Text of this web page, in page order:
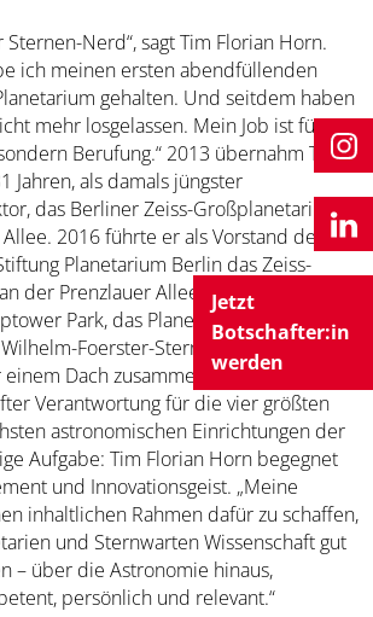
Jetzt
Botschafter:in
werden
Nerd“, sagt Tim Florian Horn.
ich meinen ersten abendfüllenden
gehalten. Und seitdem haben
mehr losgelassen. Mein Job ist für
Berufung.“ 2013 übernahm Tim
Jahren, als damals jüngster
das Berliner Zeiss-Großplanetarium
2016 führte er als Vorstand der
Planetarium Berlin das Zeiss-
der Prenzlauer Allee, die Archenhold-
Park, das Planetarium am
Foerster-Sternwarte in
Dach zusammen. Damit trägt der
Verantwortung für die vier größten
astronomischen Einrichtungen der
Aufgabe: Tim Florian Horn begegnet
und Innovationsgeist. „Meine
inhaltlichen Rahmen dafür zu schaffen,
und Sternwarten Wissenschaft gut
– über die Astronomie hinaus,
persönlich und relevant.“